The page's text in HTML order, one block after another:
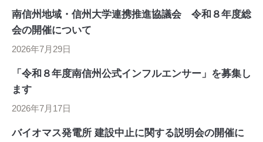
南信州地域・信州大学連携推進協議会 令和８年度総
会の開催について
2026年7月29日
「令和８年度南信州公式インフルエンサー」を募集し
ます
2026年7月17日
バイオマス発電所 建設中止に関する説明会の開催に